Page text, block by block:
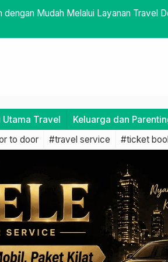
Tetap Tenang dan Laporkan ke
Utama Travel Keluarga dan
to door #travel service #ticket